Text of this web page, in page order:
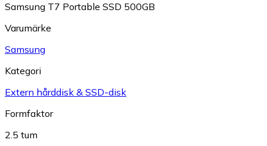
Samsung T7 Portable SSD 500GB
Varumärke
Samsung
Kategori
Extern hårddisk & SSD-disk
Formfaktor
2.5 tum